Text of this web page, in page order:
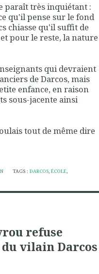
paraît très inquiétant :
qu'il pense sur le fond
chiasse qu'il suffit de
pour le reste, la nature
qui devraient
de Darcos, mais
enfance, en raison
sous-jacente ainsi
tout de même dire
TAGS :DARCOS,ÉCOLE,
refuse
vilain Darcos